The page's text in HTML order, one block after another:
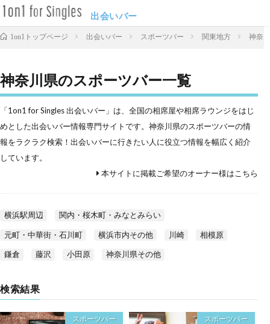
出会いバー
1on1トップページ 出会いバー スポーツバー 関東地方 神奈
神奈川県のスポーツバー一覧
「1on1 for Singles 出会いバー」は、全国の相席屋や相席ラウンジをはじ
めとした出会いバー情報専門サイトです。神奈川県のスポーツバーの情
報をラクラク検索！出会いバーに行きたい人に役立つ情報を幅広く紹介
しています。
本サイトに掲載ご希望のオーナー様はこちら
横浜駅周辺 関内・桜木町・みなとみらい
元町・中華街・石川町 横浜市内その他 川崎 相模原
鎌倉 藤沢 小田原 神奈川県その他
検索結果
スポーツバー スポーツバー